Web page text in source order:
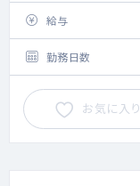
給与
勤務日数
お気に入り